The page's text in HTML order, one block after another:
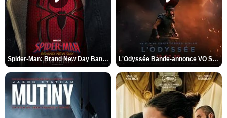
Spider-Man: Brand New Day Bande-annonce VO STFR L'Odyssée Bande-annonce VO STFR